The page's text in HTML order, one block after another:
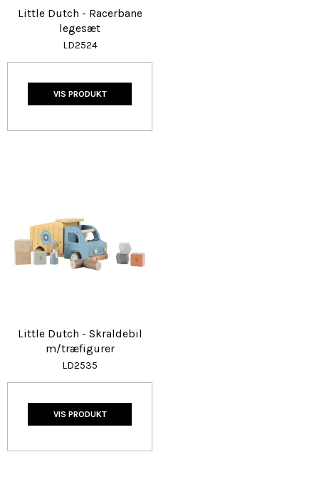
Little Dutch - Racerbane
legesæt
LD2524
VIS PRODUKT
Little Dutch - Skraldebil
m/træfigurer
LD2535
VIS PRODUKT